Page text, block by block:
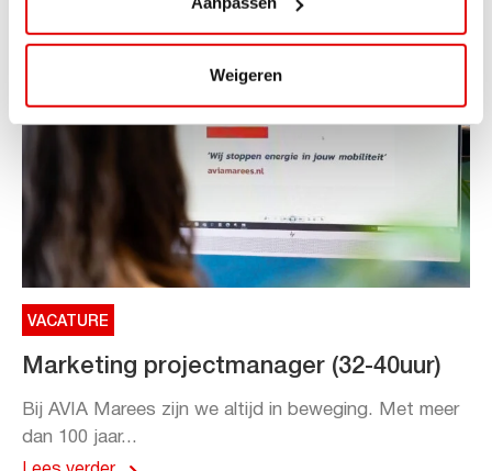
Weigeren
VACATURE
Marketing projectmanager (32-40uur)
Bij AVIA Marees zijn we altijd in beweging. Met meer
dan 100 jaar...